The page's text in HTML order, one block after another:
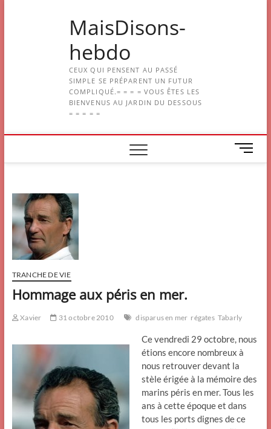
MaisDisons-
hebdo
CEUX QUI PENSENT AU PASSÉ
SIMPLE SE PRÉPARENT UN FUTUR
COMPLIQUÉ.= = = = VOUS ÊTES LES
BIENVENUS AU JARDIN DU DESSOUS
= = = = =
M
e
TRANCHE DE VIE
Hommage aux péris en mer.
Xavier 31 octobre 2010 disparus en mer régates Tabarly
Ce vendredi 29 octobre, nous
étions encore nombreux à
nous retrouver devant la
stèle érigée à la mémoire des
marins péris en mer. Tous les
ans à cette époque et dans
tous les ports dignes de ce